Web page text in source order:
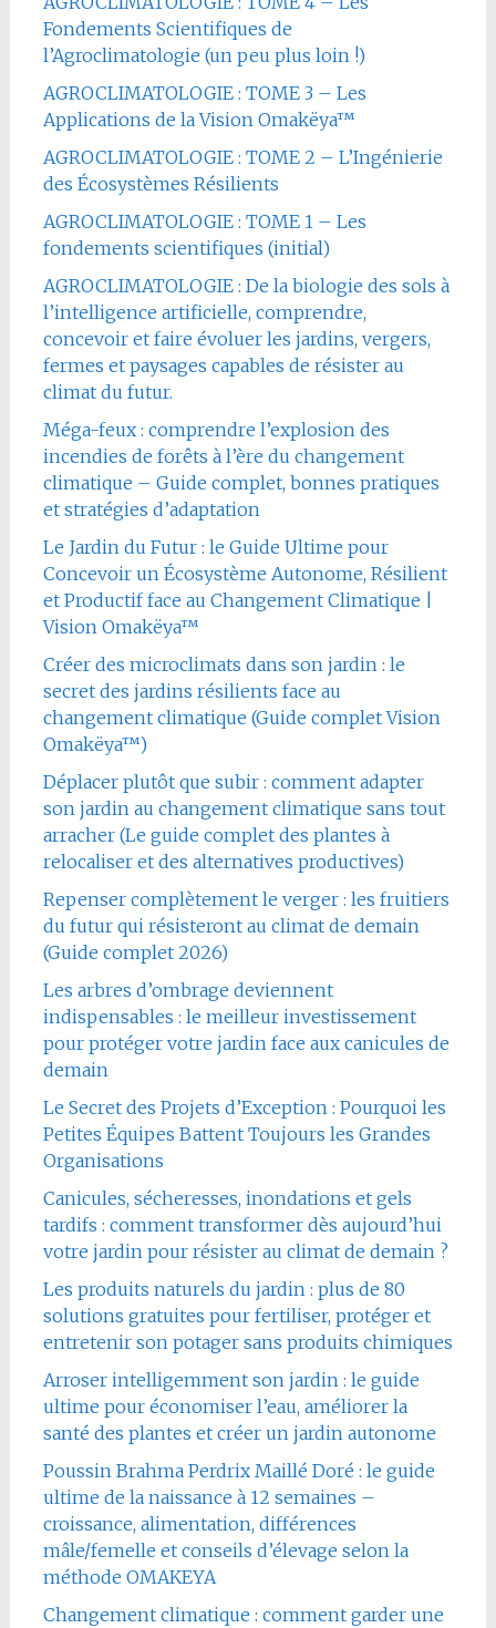
Fondements Scientifiques de
l’Agroclimatologie (un peu plus loin !)
AGROCLIMATOLOGIE : TOME 3 – Les
Applications de la Vision Omakëya™
AGROCLIMATOLOGIE : TOME 2 – L’Ingénierie
des Écosystèmes Résilients
AGROCLIMATOLOGIE : TOME 1 – Les
fondements scientifiques (initial)
AGROCLIMATOLOGIE : De la biologie des sols à
l’intelligence artificielle, comprendre,
concevoir et faire évoluer les jardins, vergers,
fermes et paysages capables de résister au
climat du futur.
Méga-feux : comprendre l’explosion des
incendies de forêts à l’ère du changement
climatique – Guide complet, bonnes pratiques
et stratégies d’adaptation
Le Jardin du Futur : le Guide Ultime pour
Concevoir un Écosystème Autonome, Résilient
et Productif face au Changement Climatique |
Vision Omakëya™
Créer des microclimats dans son jardin : le
secret des jardins résilients face au
changement climatique (Guide complet Vision
Omakëya™)
Déplacer plutôt que subir : comment adapter
son jardin au changement climatique sans tout
arracher (Le guide complet des plantes à
relocaliser et des alternatives productives)
Repenser complètement le verger : les fruitiers
du futur qui résisteront au climat de demain
(Guide complet 2026)
Les arbres d’ombrage deviennent
indispensables : le meilleur investissement
pour protéger votre jardin face aux canicules de
demain
Le Secret des Projets d’Exception : Pourquoi les
Petites Équipes Battent Toujours les Grandes
Organisations
Canicules, sécheresses, inondations et gels
tardifs : comment transformer dès aujourd’hui
votre jardin pour résister au climat de demain ?
Les produits naturels du jardin : plus de 80
solutions gratuites pour fertiliser, protéger et
entretenir son potager sans produits chimiques
Arroser intelligemment son jardin : le guide
ultime pour économiser l’eau, améliorer la
santé des plantes et créer un jardin autonome
Poussin Brahma Perdrix Maillé Doré : le guide
ultime de la naissance à 12 semaines –
croissance, alimentation, différences
mâle/femelle et conseils d’élevage selon la
méthode OMAKEYA
Changement climatique : comment garder une